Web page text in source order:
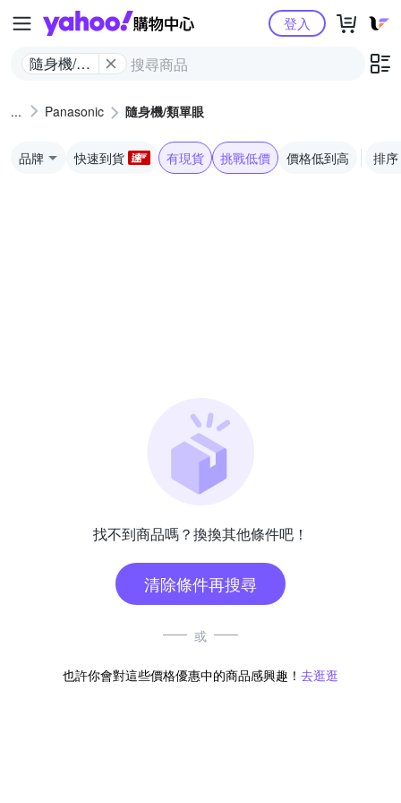
Yahoo購物中心
隨身機/類
登入
Panasonic 隨身機/類單眼
品牌 快速到貨 有現貨 挑戰低價 價格低到高 排序
找不到商品嗎？換換其他條件吧！
清除條件再搜尋
或
也許你會對這些價格優惠中的商品感興趣！ 去逛逛